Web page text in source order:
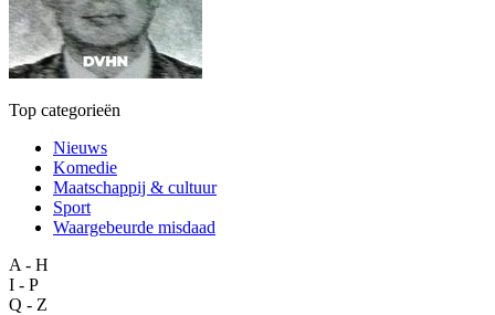
Top categorieën
Nieuws
Komedie
Maatschappij & cultuur
Sport
Waargebeurde misdaad
A - H
I - P
Q - Z